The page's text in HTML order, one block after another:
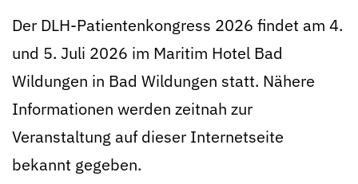
Der DLH-Patientenkongress 2026 findet am 4.
und 5. Juli 2026 im Maritim Hotel Bad
Wildungen in Bad Wildungen statt. Nähere
Informationen werden zeitnah zur
Veranstaltung auf dieser Internetseite
bekannt gegeben.